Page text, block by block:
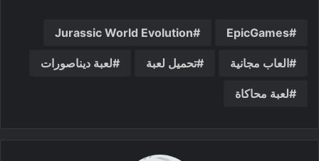
EpicGames
Jurassic World Evolution
العاب مجانية تحميل لعبة لعبة ديناصورات
لعبة محاكاة